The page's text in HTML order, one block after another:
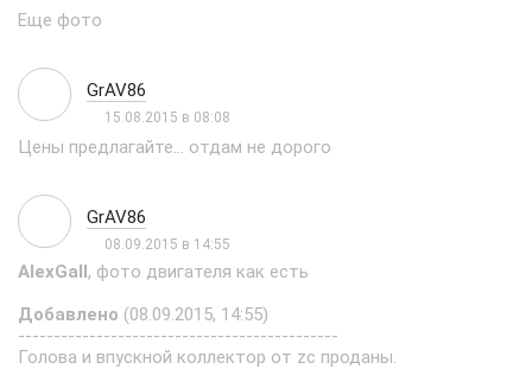
Еще фото
GrAV86
15.08.2015 в 08:08
Цены предлагайте... отдам не дорого
GrAV86
08.09.2015 в 14:55
AlexGall, фото двигателя как есть
Добавлено (08.09.2015, 14:55)
---------------------------------------------
Голова и впускной коллектор от zc проданы.